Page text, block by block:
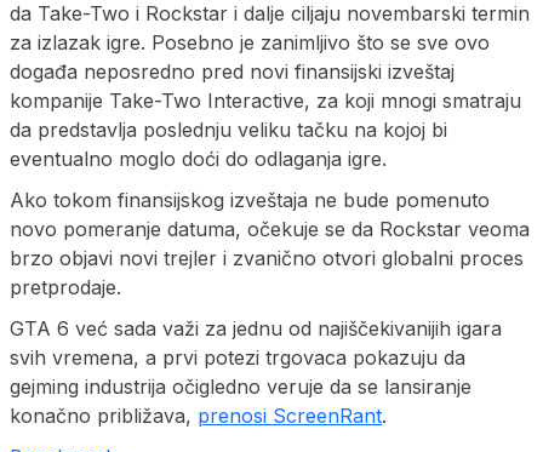
da Take-Two i Rockstar i dalje ciljaju novembarski termin
za izlazak igre. Posebno je zanimljivo što se sve ovo
događa neposredno pred novi finansijski izveštaj
kompanije Take-Two Interactive, za koji mnogi smatraju
da predstavlja poslednju veliku tačku na kojoj bi
eventualno moglo doći do odlaganja igre.
Ako tokom finansijskog izveštaja ne bude pomenuto
novo pomeranje datuma, očekuje se da Rockstar veoma
brzo objavi novi trejler i zvanično otvori globalni proces
pretprodaje.
GTA 6 već sada važi za jednu od najiščekivanijih igara
svih vremena, a prvi potezi trgovaca pokazuju da
gejming industrija očigledno veruje da se lansiranje
konačno približava, prenosi ScreenRant.